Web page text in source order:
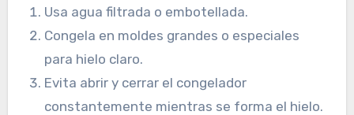
Usa agua filtrada o embotellada.
Congela en moldes grandes o especiales
para hielo claro.
Evita abrir y cerrar el congelador
constantemente mientras se forma el hielo.